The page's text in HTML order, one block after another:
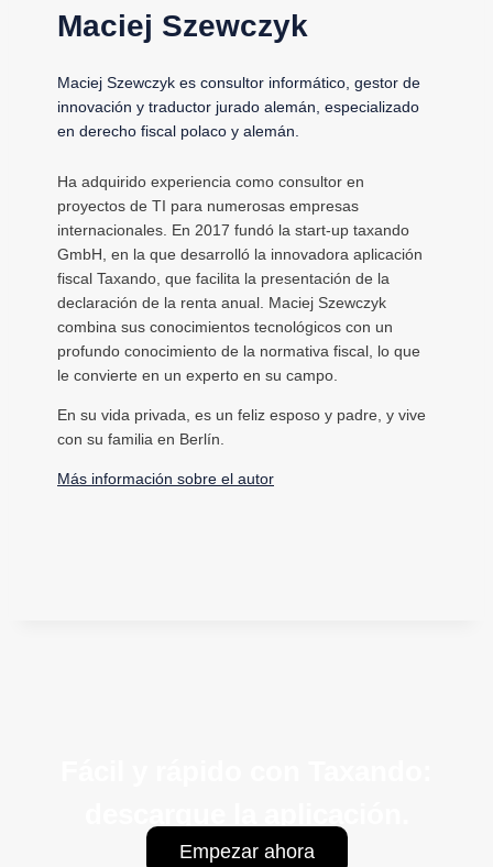
Maciej Szewczyk
Maciej Szewczyk es consultor informático, gestor de
innovación y traductor jurado alemán, especializado
en derecho fiscal polaco y alemán.
Ha adquirido experiencia como consultor en
proyectos de TI para numerosas empresas
internacionales. En 2017 fundó la start-up taxando
GmbH, en la que desarrolló la innovadora aplicación
fiscal Taxando, que facilita la presentación de la
declaración de la renta anual. Maciej Szewczyk
combina sus conocimientos tecnológicos con un
profundo conocimiento de la normativa fiscal, lo que
le convierte en un experto en su campo.
En su vida privada, es un feliz esposo y padre, y vive
con su familia en Berlín.
Más información sobre el autor
Empezar ahora